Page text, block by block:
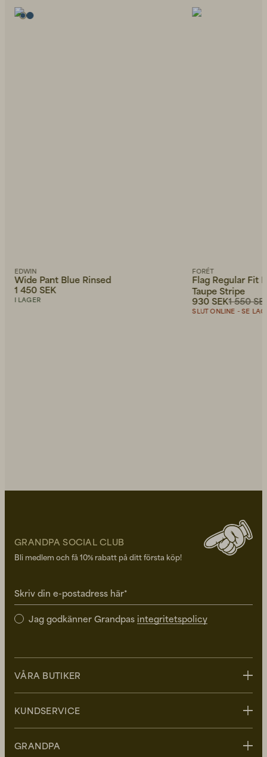
EDWIN
Wide Pant Blue Rinsed
1 450 SEK
I LAGER
FORÉT
Flag Regular Fit
Taupe Stripe
1 550
930 SEK
SLUT ONLINE - SE
GRANDPA SOCIAL CLUB
Bli medlem och få 10% rabatt på ditt första köp!
Skriv din e-postadress här*
Jag godkänner Grandpas integritetspolicy
VÅRA BUTIKER
Uppsala
Malmö
KUNDSERVICE
FAQ - Vanliga frågor
GRANDPA